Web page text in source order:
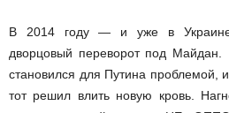
В 2014 году — и уже в
дворцовый переворот под
становился для Путина проблемой,
тот решил влить новую кровь.